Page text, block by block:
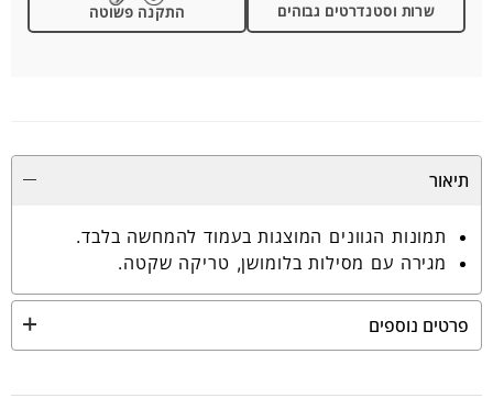
שרות וסטנדרטים גבוהים התקנה פשוטה
תיאור
תמונות הגוונים המוצגות בעמוד להמחשה בלבד.
מגירה עם מסילות בלומושן, טריקה שקטה.
פרטים נוספים